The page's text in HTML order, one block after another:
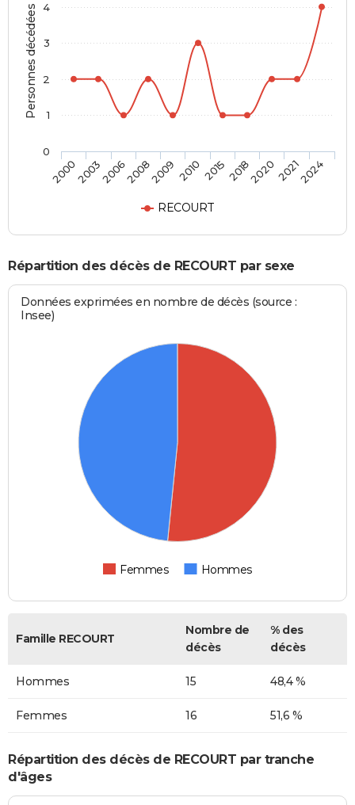
Personnes décédées
RECOURT
20002003200620082009 2010 20152018202020212024
0
1
2
3
4
Répartition des décès de RECOURT par sexe
Données exprimées en nombre de décès (source :
Insee)
Femmes Hommes
Famille RECOURT
Nombre de
décès
% des
décès
Hommes 15 48,4 %
Femmes 16 51,6 %
Répartition des décès de RECOURT par tranche
d'âges